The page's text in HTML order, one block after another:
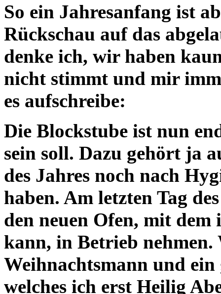
So ein Jahresanfang ist
Rückschau auf das
denke ich, wir haben
nicht stimmt und mir
es aufschreibe:
Die Blockstube ist nun
sein soll. Dazu gehört ja
des Jahres noch nach
haben. Am letzten Tag
den neuen Ofen, mit
kann, in Betrieb
Weihnachtsmann und
welches ich erst Heilig